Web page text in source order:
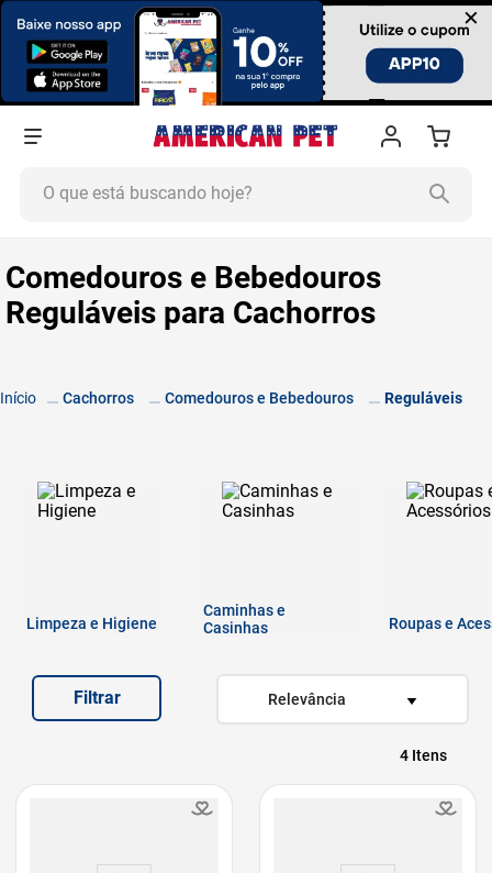
×
Comedouros e Bebedouros
Reguláveis para Cachorros
Cachorros Comedouros e Bebedouros Reguláveis
Limpeza e Higiene
Caminhas e
Casinhas
Roupas e
Relevância
Filtrar
4
1º
ração cachorro
2º
ração gato
4º
areia
7º
quatree
10º